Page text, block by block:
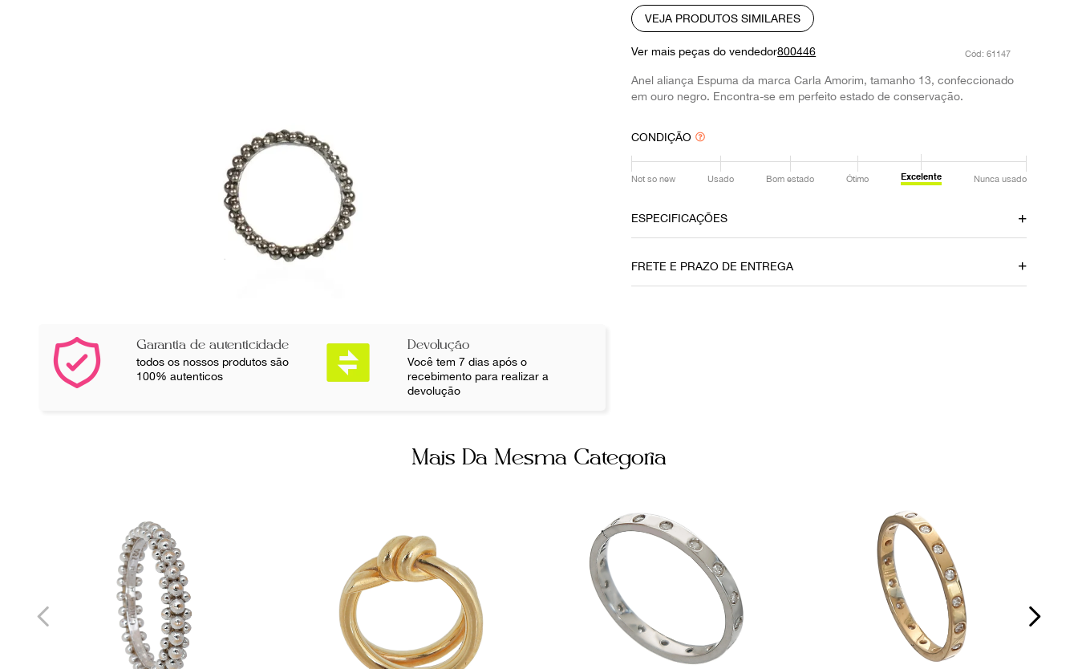
Garantia de autenticidade
todos os nossos produtos são
100% autenticos
Devolução
Você tem 7 dias após o
recebimento para realizar a
devolução
VEJA PRODUTOS SIMILARES
Ver mais peças do vendedor800446 : 61147
Anel aliança Espuma da marca Carla Amorim, tamanho 13, confeccionado
em ouro negro. Encontra-se em perfeito estado de conservação.
CONDIÇÃO
Not so new Usado Bom estado Ótimo Excelente Nunca usado
ESPECIFICAÇÕES
19072021
FRETE E PRAZO DE ENTREGA
Mais Da Mesma Categoria